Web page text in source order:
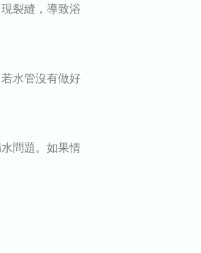
裂縫，導致浴
水管沒有做好
問題。如果情